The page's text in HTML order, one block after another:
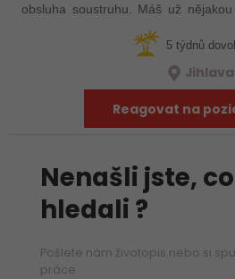
obsluha soustruhu. Máš už nějakou zkušenost s CNC stroji,
pošli životopis. Rádi…
5 týdnů
Jihlava
Reagovat na
Nenašli jste,
hledali ?
Pošlete nám životopis nebo si
práce